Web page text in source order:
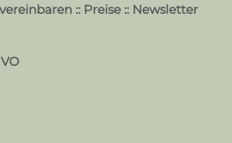
:: Preise :: Newsletter